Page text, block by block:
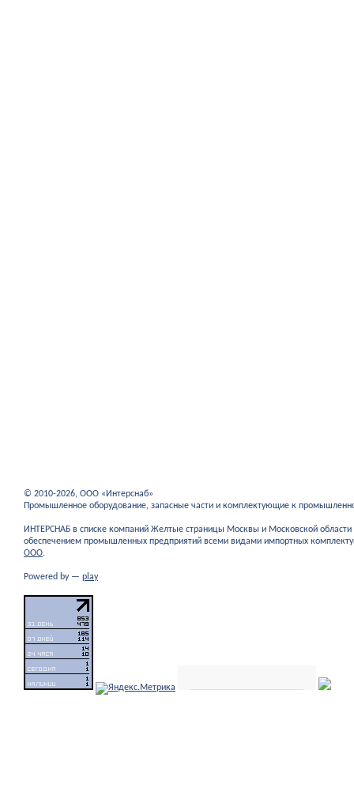
© 2010-2026, ООО «Интерснаб»
Промышленное оборудование, запасные части и комплектующие к
ИНТЕРСНАБ в списке компаний Желтые страницы Москвы и Московской
обеспечением промышленных предприятий всеми видами импортных
ООО.
Powered by — play